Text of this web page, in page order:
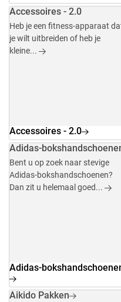
Accessoires - 2.0
Heb je een fitness-apparaat
je wilt uitbreiden of heb je
kleine...
Accessoires - 2.0
Adidas-
Bent u op zoek naar stevige
Adidas-bokshandschoenen?
Dan zit u helemaal goed...
Adidas-
Aikido Pakken